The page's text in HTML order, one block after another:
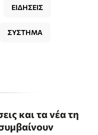
ΕΙΔΗΣΕΙΣ
ΣΥΣΤΗΜΑ
και τα νέα τη